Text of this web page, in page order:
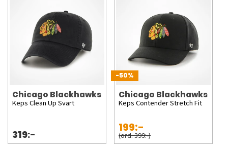
Chicago Blackhawks
Keps Clean Up Svart
319:-
-50%
Chicago Blackhawks
Keps Contender Stretch Fit
199:-
(ord. 399:-)